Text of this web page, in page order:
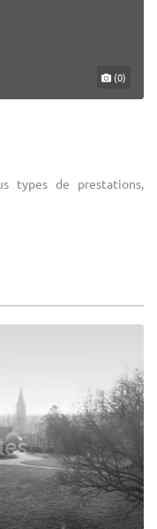
(0)
types de prestations,